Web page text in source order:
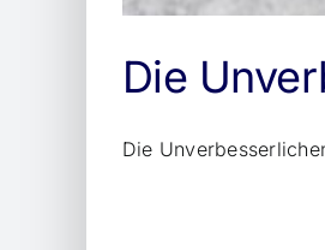
Die
Die